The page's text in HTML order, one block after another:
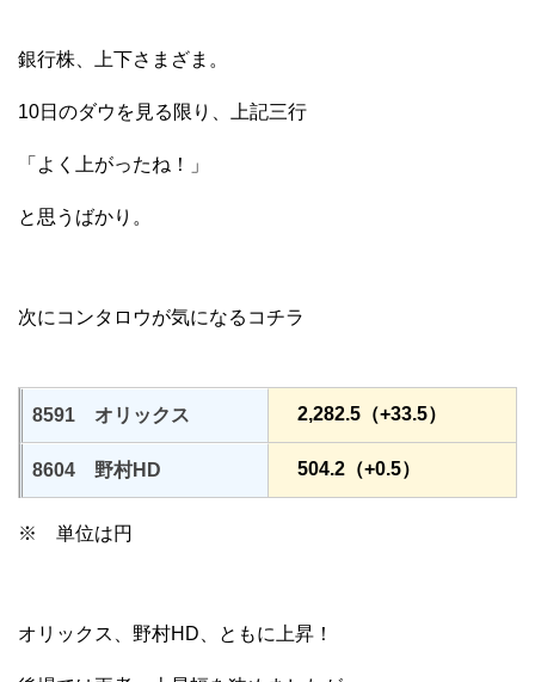
銀行株、上下さまざま。
10日のダウを見る限り、上記三行
「よく上がったね！」
と思うばかり。
次にコンタロウが気になるコチラ
8591 オリックス 2,282.5（+33.5）
8604 野村HD 504.2（+0.5）
※ 単位は円
オリックス、野村HD、ともに上昇！